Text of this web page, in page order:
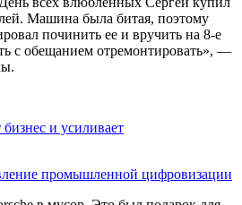
Машина была битая, поэтому
починить ее и вручить на 8-е
с обещанием отремонтировать», —
бизнес и усиливает
промышленной цифровизации